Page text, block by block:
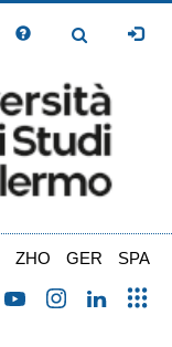
Toggle
ZHO GER SPA